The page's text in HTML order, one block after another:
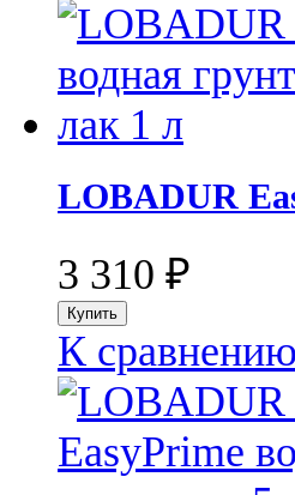
LOBADUR
3 310 ₽
К сравнению